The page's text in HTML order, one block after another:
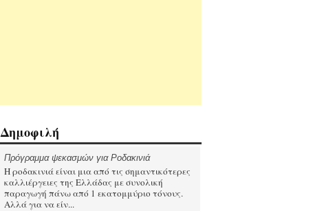
Δημοφιλή
Πρόγραμμα ψεκασμών για Ροδακινιά
Η ροδακινιά είναι μια από τις σημαντικότερες
καλλιέργειες της Ελλάδας με συνολική
παραγωγή πάνω από 1 εκατομμύριο τόνους.
Αλλά για να είν...